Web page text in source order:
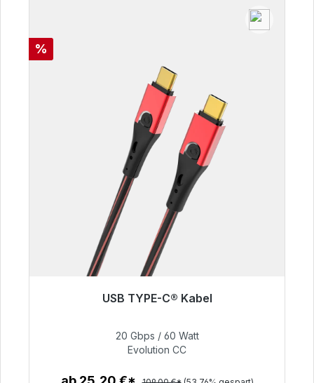
Rabatt
%
USB TYPE-C® Kabel
50,40 €
20 Gbps / 60 Watt
Evolution CC